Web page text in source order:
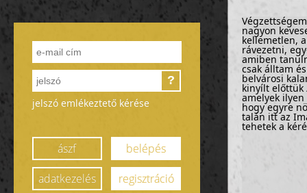
?
jelszó emlékeztető kérése
ászf
belépés
adatkezelés
regisztráció
nagyon
kellemetlen,
rávezetni,
amiben
csak álltam
belvárosi
kinyílt előttük
amelyek
hogy egyre
talán itt az
tehetek a